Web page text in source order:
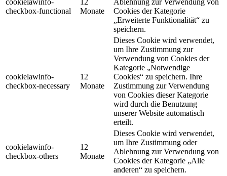
cookielawinfo-
checkbox-functional
12
Monate
Ablehnung zur Verwendung von
Cookies der Kategorie
„Erweiterte Funktionalität“ zu
speichern.
cookielawinfo-
checkbox-necessary
12
Monate
Dieses Cookie wird verwendet,
um Ihre Zustimmung zur
Verwendung von Cookies der
Kategorie „Notwendige
Cookies“ zu speichern. Ihre
Zustimmung zur Verwendung
von Cookies dieser Kategorie
wird durch die Benutzung
unserer Website automatisch
erteilt.
cookielawinfo-
checkbox-others
12
Monate
Dieses Cookie wird verwendet,
um Ihre Zustimmung oder
Ablehnung zur Verwendung von
Cookies der Kategorie „Alle
anderen“ zu speichern.